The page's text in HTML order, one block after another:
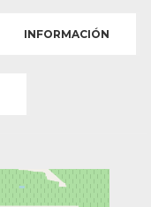
INFORMACIÓN